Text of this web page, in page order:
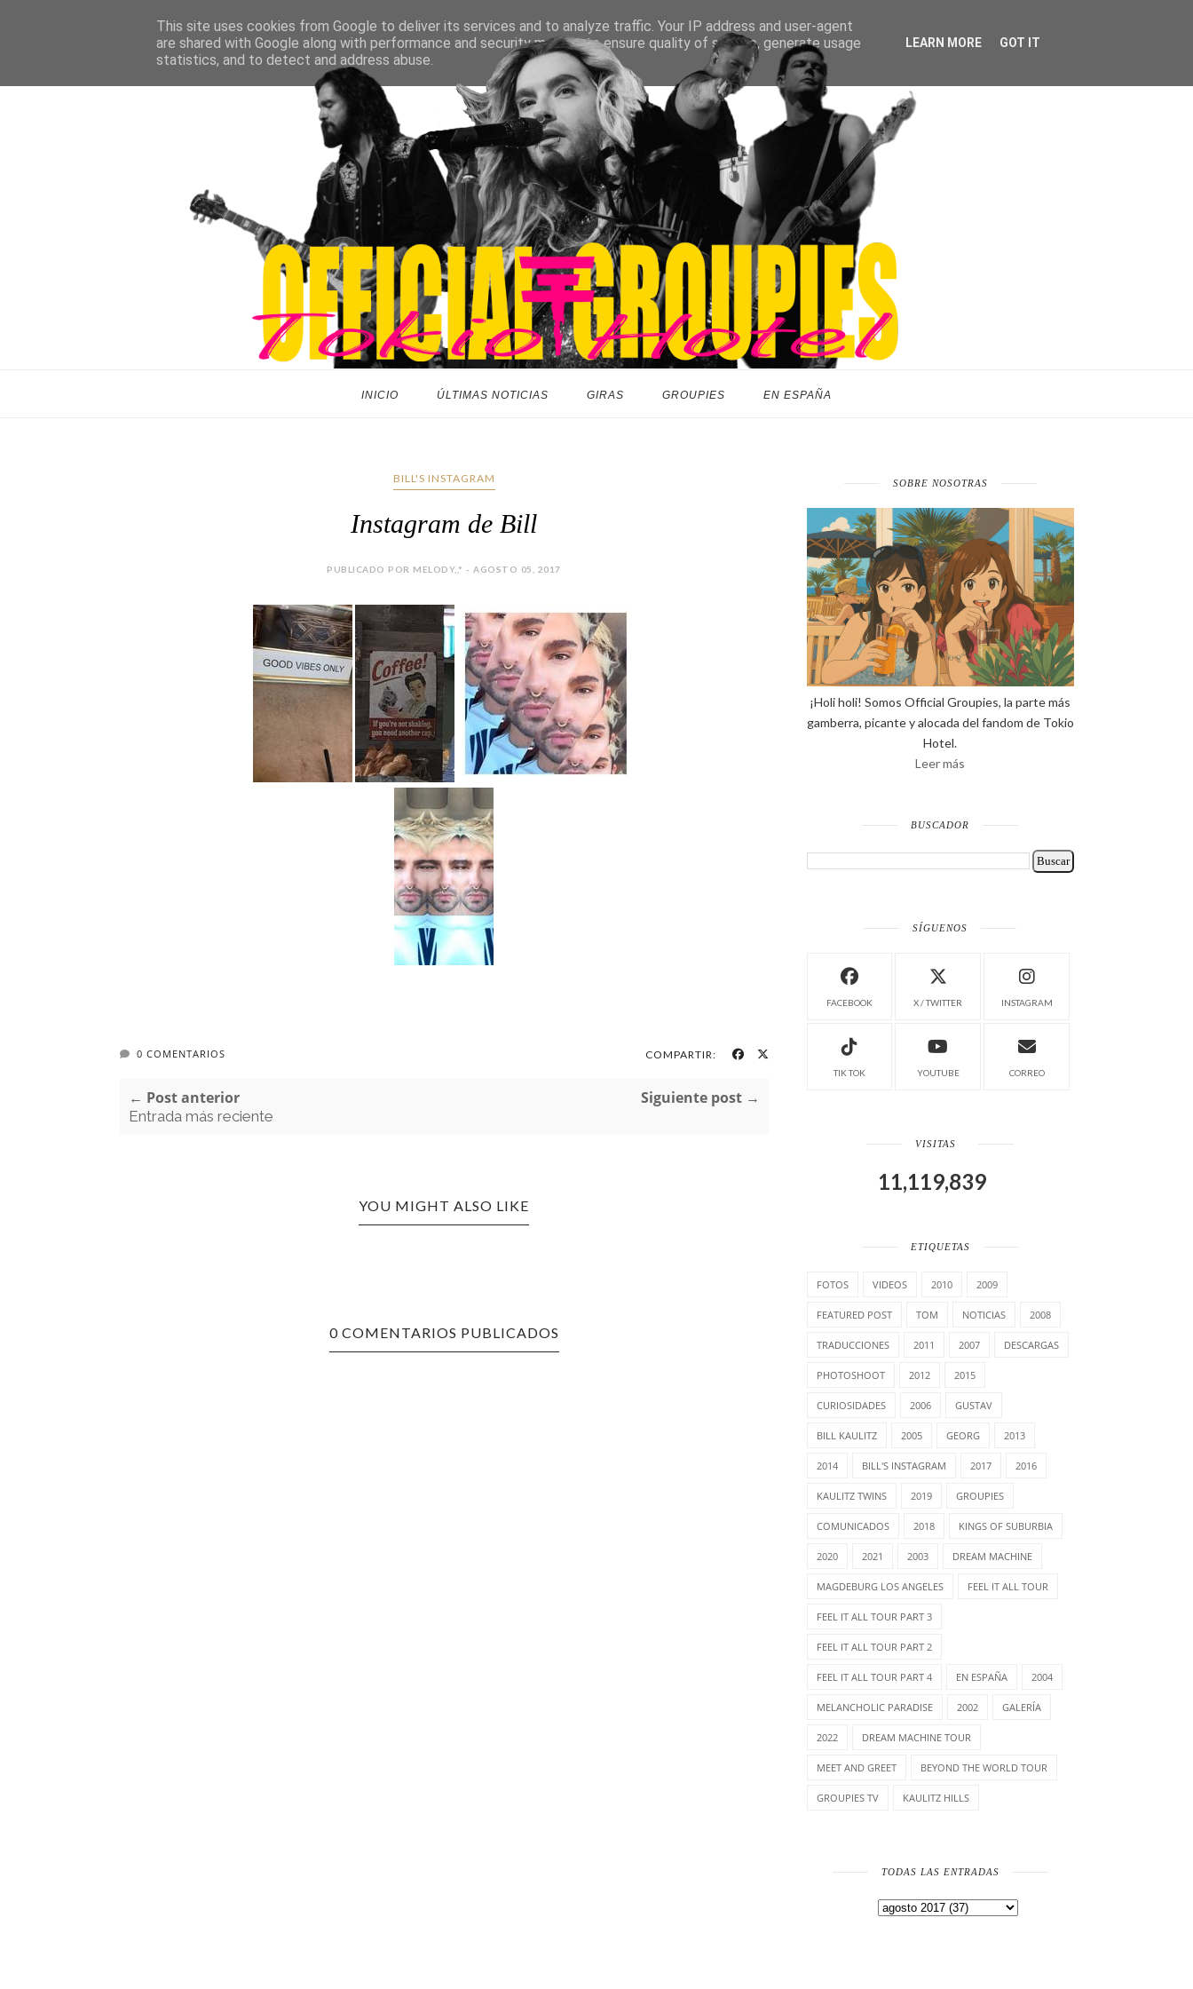
INICIO ÚLTIMAS NOTICIAS GIRAS GROUPIES EN ESPAÑA
BILL'S INSTAGRAM
Instagram de Bill
PUBLICADO POR MELODY,,* - AGOSTO 05, 2017
0 COMENTARIOS COMPARTIR:
← Post anterior
Entrada más reciente
Siguiente post →
YOU MIGHT ALSO LIKE
0 COMENTARIOS PUBLICADOS
SOBRE NOSOTRAS
¡Holi holi! Somos Official Groupies, la parte más
gamberra, picante y alocada del fandom de Tokio
Hotel.
Leer más
BUSCADOR
SÍGUENOS
FACEBOOK X / TWITTER INSTAGRAM
TIK TOK YOUTUBE CORREO
VISITAS
11,119,839
ETIQUETAS
FOTOS VIDEOS 2010 2009
FEATURED POST TOM NOTICIAS 2008
TRADUCCIONES 2011 2007 DESCARGAS
PHOTOSHOOT 2012 2015
CURIOSIDADES 2006 GUSTAV
BILL KAULITZ 2005 GEORG 2013
2014 BILL'S INSTAGRAM 2017 2016
KAULITZ TWINS 2019 GROUPIES
COMUNICADOS 2018 KINGS OF SUBURBIA
2020 2021 2003 DREAM MACHINE
MAGDEBURG LOS ANGELES FEEL IT ALL TOUR
FEEL IT ALL TOUR PART 3
FEEL IT ALL TOUR PART 2
FEEL IT ALL TOUR PART 4 EN ESPAÑA 2004
MELANCHOLIC PARADISE 2002 GALERÍA
2022 DREAM MACHINE TOUR
MEET AND GREET BEYOND THE WORLD TOUR
GROUPIES TV KAULITZ HILLS
TODAS LAS ENTRADAS
This site uses cookies from Google to deliver its services and to analyze traffic. Your IP address and user-agent
are shared with Google along with performance and security metrics to ensure quality of service, generate usage
statistics, and to detect and address abuse.
LEARN MORE GOT IT